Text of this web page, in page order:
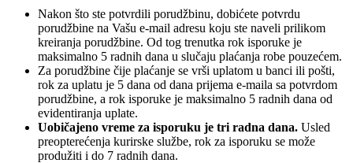
Nakon što ste potvrdili porudžbinu, dobićete potvrdu
porudžbine na Vašu e-mail adresu koju ste naveli prilikom
kreiranja porudžbine. Od tog trenutka rok isporuke je
maksimalno 5 radnih dana u slučaju plaćanja robe pouzećem.
Za porudžbine čije plaćanje se vrši uplatom u banci ili pošti,
rok za uplatu je 5 dana od dana prijema e-maila sa potvrdom
porudžbine, a rok isporuke je maksimalno 5 radnih dana od
evidentiranja uplate.
Uobičajeno vreme za isporuku je tri radna dana. Usled
preopterećenja kurirske službe, rok za isporuku se može
produžiti i do 7 radnih dana.